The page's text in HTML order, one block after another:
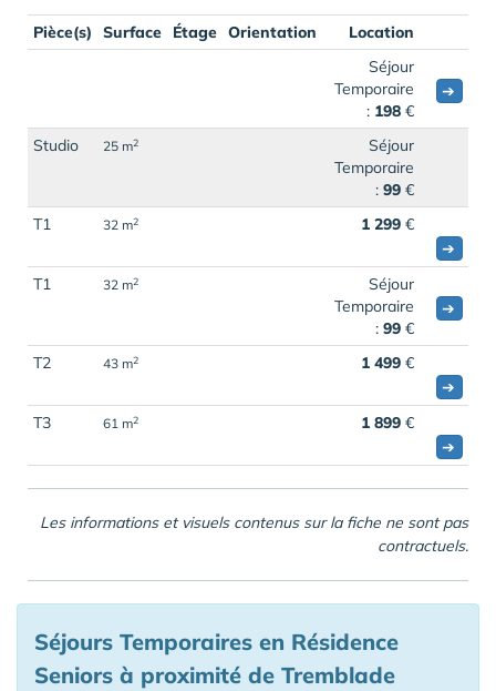
Pièce(s) Surface Étage Orientation
Location
Séjour
Temporaire
: 198 €
➔
Studio 25 m2
Séjour
Temporaire
: 99 €
T1
32 m2 1 299 €
➔
T1
32 m2
Séjour
Temporaire
: 99 €
➔
T2 43 m2 1 499 €
➔
T3
61 m2 1 899 €
➔
Les informations et visuels contenus sur la fiche ne sont pas
contractuels.
Séjours Temporaires en Résidence
Seniors à proximité de Tremblade